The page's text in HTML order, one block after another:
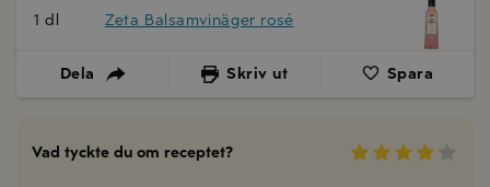
1 dl Zeta Balsamvinäger rosé
Dela Skriv ut Spara
Vad tyckte du om receptet?